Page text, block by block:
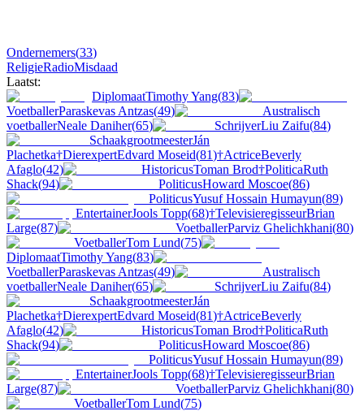
Ondernemers(33)
ReligieRadioMisdaad
Laatst:
DiplomaatTimothy Yang(83)
VoetballerParaskevas Antzas(49)
Australisch
voetballerNeale Daniher(65) SchrijverLiu Zaifu(84)
SchaakgrootmeesterJán
Plachetka†DierexpertEdvard Moseid(81)†ActriceBeverly
Afaglo(42) HistoricusToman Brod†PoliticaRuth
Shack(94) PoliticusHoward Moscoe(86)
PoliticusYusuf Hossain Humayun(89)
EntertainerJools Topp(68)†TelevisieregisseurBrian
Large(87) VoetballerParviz Ghelichkhani(80)
VoetballerTom Lund(75)
DiplomaatTimothy Yang(83)
VoetballerParaskevas Antzas(49)
Australisch
voetballerNeale Daniher(65) SchrijverLiu Zaifu(84)
SchaakgrootmeesterJán
Plachetka†DierexpertEdvard Moseid(81)†ActriceBeverly
Afaglo(42) HistoricusToman Brod†PoliticaRuth
Shack(94) PoliticusHoward Moscoe(86)
PoliticusYusuf Hossain Humayun(89)
EntertainerJools Topp(68)†TelevisieregisseurBrian
Large(87) VoetballerParviz Ghelichkhani(80)
VoetballerTom Lund(75)